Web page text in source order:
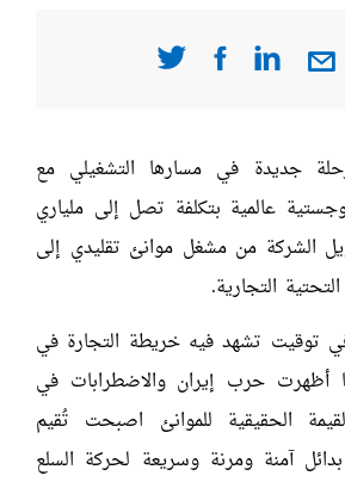
جديدة في مسارها التشغيلي مع
عالمية بتكلفة تصل إلى ملياري
الشركة من مشغل موانئ تقليدي إلى
التجارية.
توقيت تشهد فيه خريطة التجارة في
أظهرت حرب إيران والاضطرابات في
الحقيقية للموانئ اصبحت تُقيم
آمنة ومرنة وسريعة لحركة السلع